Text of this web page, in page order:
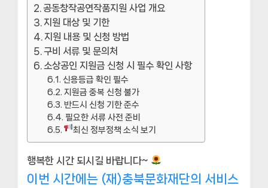
공동창작공연작품지원 사업 개요
지원 대상 및 기한
지원 내용 및 신청 방법
구비 서류 및 문의처
소상공인 지원금 신청 시 필수 확인 사항
신용등급 확인 필수
지원금 중복 신청 불가
반드시 신청 기한 준수
필요한 서류 사전 준비
최신 정부정책 소식 보기
행복한 시간 되시길 바랍니다~
이번 시간에는 (재)충북문화재단의 서비스